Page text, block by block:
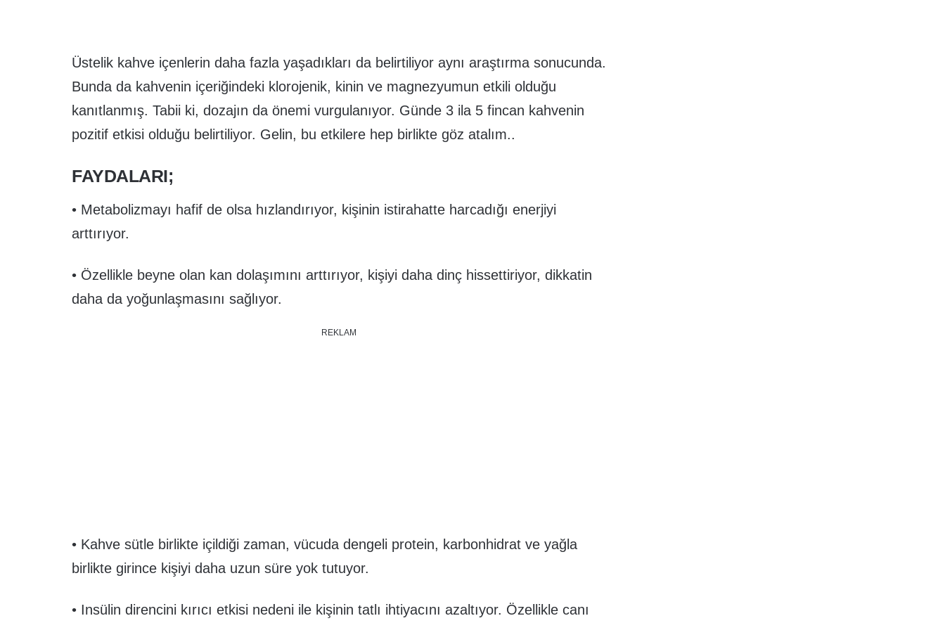
Üstelik kahve içenlerin daha fazla yaşadıkları da belirtiliyor aynı araştırma sonucunda.
Bunda da kahvenin içeriğindeki klorojenik, kinin ve magnezyumun etkili olduğu
kanıtlanmış. Tabii ki, dozajın da önemi vurgulanıyor. Günde 3 ila 5 fincan kahvenin
pozitif etkisi olduğu belirtiliyor. Gelin, bu etkilere hep birlikte göz atalım..
FAYDALARI;
• Metabolizmayı hafif de olsa hızlandırıyor, kişinin istirahatte harcadığı enerjiyi
arttırıyor.
• Özellikle beyne olan kan dolaşımını arttırıyor, kişiyi daha dinç hissettiriyor, dikkatin
daha da yoğunlaşmasını sağlıyor.
REKLAM
• Kahve sütle birlikte içildiği zaman, vücuda dengeli protein, karbonhidrat ve yağla
birlikte girince kişiyi daha uzun süre yok tutuyor.
• Insülin direncini kırıcı etkisi nedeni ile kişinin tatlı ihtiyacını azaltıyor. Özellikle canı